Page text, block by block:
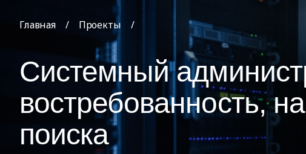
Главная / Проекты /
Системный
востребованность,
поиска